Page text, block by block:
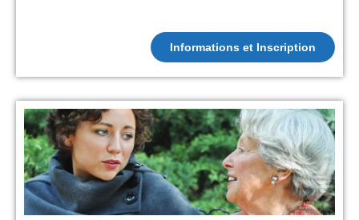
Informations et Inscription